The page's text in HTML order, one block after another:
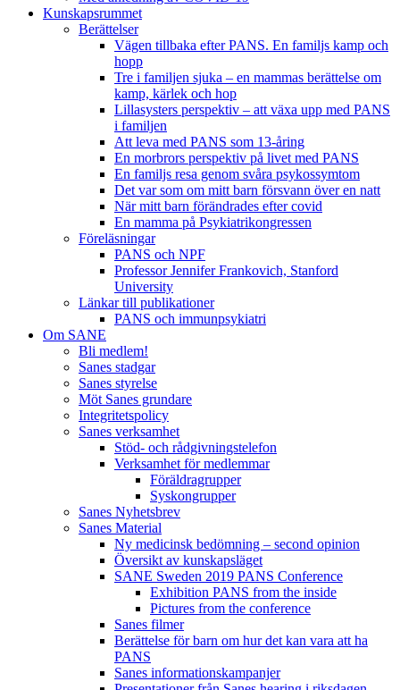
Kunskapsrummet
Berättelser
Vägen tillbaka efter PANS. En familjs kamp och
hopp
Tre i familjen sjuka – en mammas berättelse om
kamp, kärlek och hop
Lillasysters perspektiv – att växa upp med PANS
i familjen
Att leva med PANS som 13-åring
En morbrors perspektiv på livet med PANS
En familjs resa genom svåra psykossymtom
Det var som om mitt barn försvann över en natt
När mitt barn förändrades efter covid
En mamma på Psykiatrikongressen
Föreläsningar
PANS och NPF
Professor Jennifer Frankovich, Stanford
University
Länkar till publikationer
PANS och immunpsykiatri
Om SANE
Bli medlem!
Sanes stadgar
Sanes styrelse
Möt Sanes grundare
Integritetspolicy
Sanes verksamhet
Stöd- och rådgivningstelefon
Verksamhet för medlemmar
Föräldragrupper
Syskongrupper
Sanes Nyhetsbrev
Sanes Material
Ny medicinsk bedömning – second opinion
Översikt av kunskapsläget
SANE Sweden 2019 PANS Conference
Exhibition PANS from the inside
Pictures from the conference
Sanes filmer
Berättelse för barn om hur det kan vara att ha
PANS
Sanes informationskampanjer